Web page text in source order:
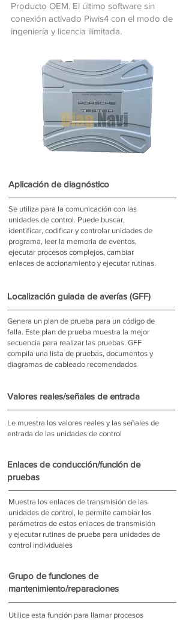
Producto OEM. El último software sin
conexión activado Piwis4 con el modo de
ingeniería y licencia ilimitada.
Aplicación de diagnóstico
Se utiliza para la comunicación con las
unidades de control. Puede buscar,
identificar, codificar y controlar unidades de
programa, leer la memoria de eventos,
ejecutar procesos complejos, cambiar
enlaces de accionamiento y ejecutar rutinas.
Localización guiada de averías (GFF)
Genera un plan de prueba para un código de
falla. Este plan de prueba muestra la mejor
secuencia para realizar las pruebas. GFF
compila una lista de pruebas, documentos y
diagramas de cableado recomendados
Valores reales/señales de entrada
Le muestra los valores reales y las señales de
entrada de las unidades de control
Enlaces de conducción/función de
pruebas
Muestra los enlaces de transmisión de las
unidades de control, le permite cambiar los
parámetros de estos enlaces de transmisión
y ejecutar rutinas de prueba para unidades de
control individuales
Grupo de funciones de
mantenimiento/reparaciones
Utilice esta función para llamar procesos